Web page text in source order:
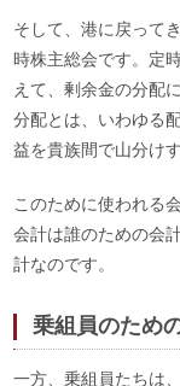
そして、港に戻って
時株主総会です。定
えて、剰余金の分配
分配とは、いわゆる
益を貴族間で山分け
このために使われる
会計は誰のための会
計なのです。
乗組員のため
一方、乗組員たちは